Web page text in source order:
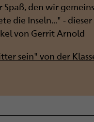
Spaß, den wir
die Inseln..." -
von Gerrit Arnold
sein" von der